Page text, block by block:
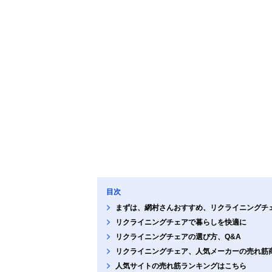
目次
まずは、網村さんおすすめ、リクライニングチ
リクライニングチェアで暮らしを快適に
リクライニングチェアの選び方、Q&A
リクライニングチェア、人気メーカーの売れ筋
人気サイトの売れ筋ランキングはこちら